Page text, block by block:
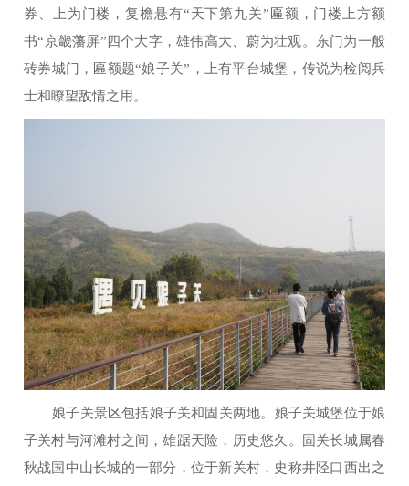
券、上为门楼，复檐悬有“天下第九关”匾额，门楼上方额
书“京畿藩屏”四个大字，雄伟高大、蔚为壮观。东门为一般
砖券城门，匾额题“娘子关”，上有平台城堡，传说为检阅兵
士和瞭望敌情之用。
娘子关景区包括娘子关和固关两地。娘子关城堡位于娘
子关村与河滩村之间，雄踞天险，历史悠久。固关长城属春
秋战国中山长城的一部分，位于新关村，史称井陉口西出之